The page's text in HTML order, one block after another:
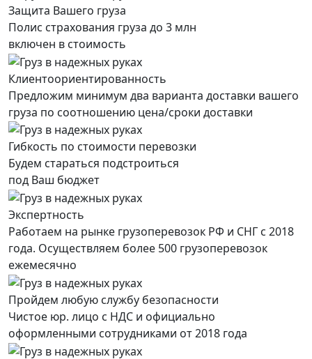
Защита Вашего груза
Полис страхования груза до 3 млн
включен в стоимость
Клиентоориентированность
Предложим минимум два варианта доставки вашего
груза по соотношению цена/сроки доставки
Гибкость по стоимости перевозки
Будем стараться подстроиться
под Ваш бюджет
Экспертность
Работаем на рынке грузоперевозок РФ и СНГ с 2018
года. Осуществляем более 500 грузоперевозок
ежемесячно
Пройдем любую службу безопасности
Чистое юр. лицо с НДС и официально
оформленными сотрудниками от 2018 года